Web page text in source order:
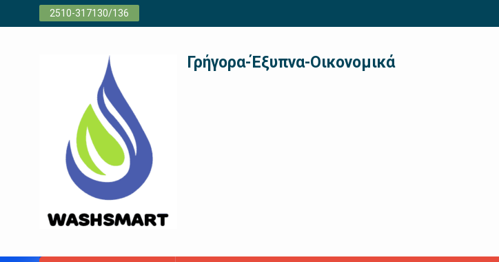
Προχωρήστε
2510-317130/136
Γρήγορα-Έξυπνα-Οικονομικά